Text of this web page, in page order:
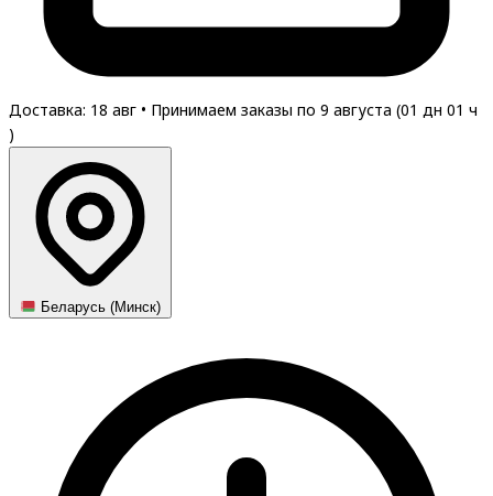
Доставка: 18 авг • Принимаем заказы по 9 августа (01 дн 01 ч
)
Беларусь (Минск)